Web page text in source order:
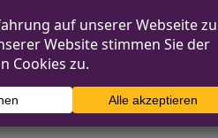
Unbekannter